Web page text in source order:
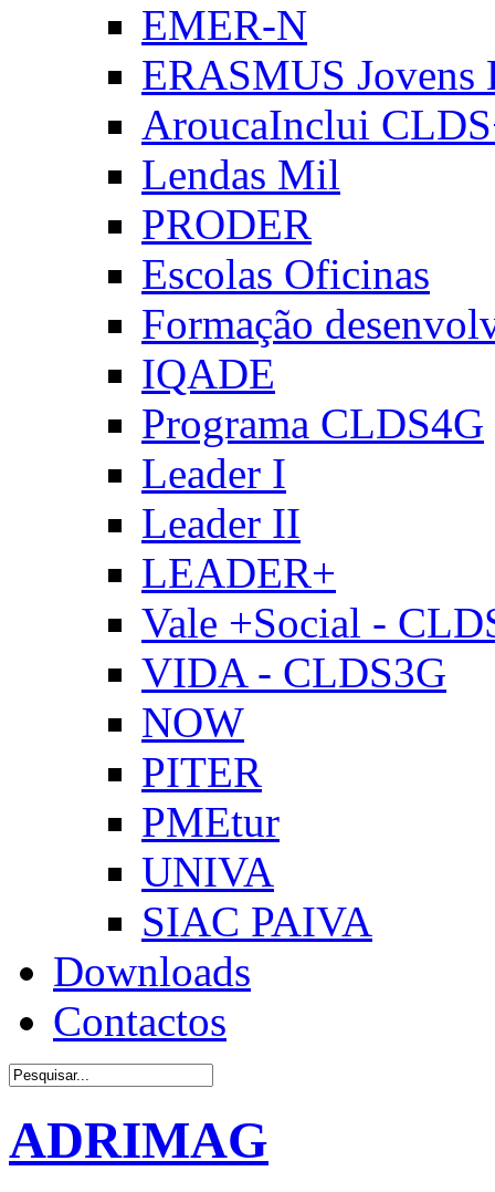
EMER-N
ERASMUS Jovens
AroucaInclui
Lendas Mil
PRODER
Escolas Oficinas
Formação
IQADE
Programa CLDS4G
Leader I
Leader II
LEADER+
Vale +Social -
VIDA - CLDS3G
NOW
PITER
PMEtur
UNIVA
SIAC PAIVA
Downloads
Contactos
ADRIMAG